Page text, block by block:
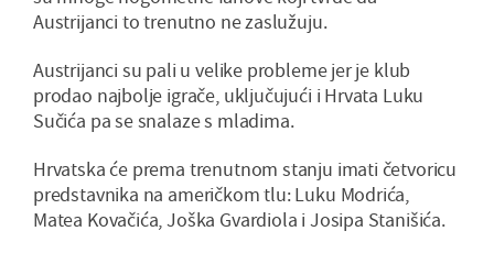
Austrijanci to trenutno ne zaslužuju.
Austrijanci su pali u velike probleme jer je klub
prodao najbolje igrače, uključujući i Hrvata Luku
Sučića pa se snalaze s mladima.
Hrvatska će prema trenutnom stanju imati četvoricu
predstavnika na američkom tlu: Luku Modrića,
Matea Kovačića, Joška Gvardiola i Josipa Stanišića.